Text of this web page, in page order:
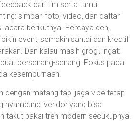
dari tim serta tamu.
simpan foto, video, dan daftar
acara berikutnya. Percaya deh,
event, semakin santai dan kreatif
Dan kalau masih grogi, ingat:
bersenang-senang. Fokus pada
kesempurnaan.
dengan matang tapi jaga vibe tetap
nyambung, vendor yang bisa
takut pakai tren modern secukupnya.